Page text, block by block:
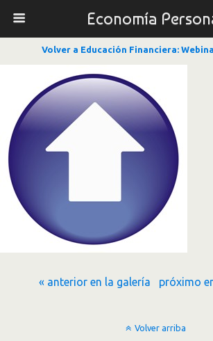
Economía
Volver a Educación Financiera:
« anterior en la galería próximo
Volver arriba